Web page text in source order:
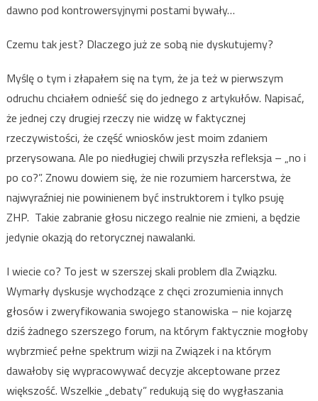
dawno pod kontrowersyjnymi postami bywały…
Czemu tak jest? Dlaczego już ze sobą nie dyskutujemy?
Myślę o tym i złapałem się na tym, że ja też w pierwszym
odruchu chciałem odnieść się do jednego z artykułów. Napisać,
że jednej czy drugiej rzeczy nie widzę w faktycznej
rzeczywistości, że część wniosków jest moim zdaniem
przerysowana. Ale po niedługiej chwili przyszła refleksja – „no i
po co?”. Znowu dowiem się, że nie rozumiem harcerstwa, że
najwyraźniej nie powinienem być instruktorem i tylko psuję
ZHP. Takie zabranie głosu niczego realnie nie zmieni, a będzie
jedynie okazją do retorycznej nawalanki.
I wiecie co? To jest w szerszej skali problem dla Związku.
Wymarły dyskusje wychodzące z chęci zrozumienia innych
głosów i zweryfikowania swojego stanowiska – nie kojarzę
dziś żadnego szerszego forum, na którym faktycznie mogłoby
wybrzmieć pełne spektrum wizji na Związek i na którym
dawałoby się wypracowywać decyzje akceptowane przez
większość. Wszelkie „debaty” redukują się do wygłaszania